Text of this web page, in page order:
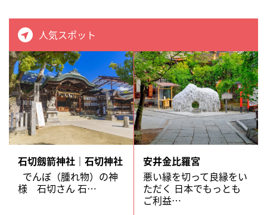
人気スポット
石切劔箭神社｜石切神社
でんぼ（腫れ物）の神
様 石切さん 石…
安井金比羅宮
悪い縁を切って良縁をい
ただく 日本でもっとも
ご利益…